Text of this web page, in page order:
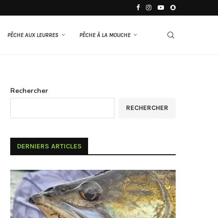
PÊCHE AUX LEURRES
PÊCHE À LA MOUCHE
Rechercher
RECHERCHER
DERNIERS ARTICLES